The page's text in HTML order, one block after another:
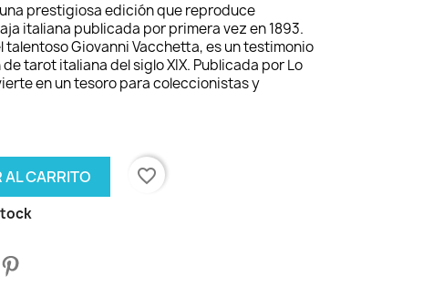
prestigiosa edición que reproduce
italiana publicada por primera vez en 1893.
talentoso Giovanni Vacchetta, es un testimonio
tarot italiana del siglo XIX. Publicada por Lo
en un tesoro para coleccionistas y
AL CARRITO
favorite_border